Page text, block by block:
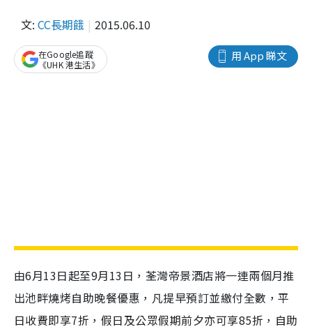
文: CC長期餓 2015.06.10
用 App 睇文
在Google追蹤
《UHK 港生活》
由6月13日起至9月13日，荃灣帝景酒店將一連兩個月推
出池畔燒烤自助晚餐優惠，凡提早預訂並繳付全數，平
日收費即享7折，假日及公眾假期前夕亦可享85折，自助